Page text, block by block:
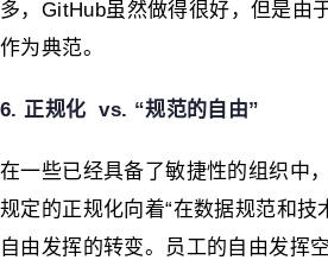
多，GitHub虽然做得很好，但是由
作为典范。
6. 正规化 vs. “规范的自由”
在一些已经具备了敏捷性的组织中
规定的正规化向着“在数据规范和技
自由发挥的转变。员工的自由发挥